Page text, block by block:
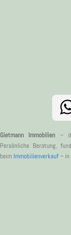
Gietmann Immobilien –
Persönliche Beratung,
beim Immobilienverkauf– in